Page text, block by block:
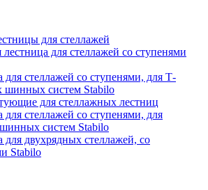
для стеллажей
лестница для стеллажей со ступенями
для стеллажей со ступенями, для Т-
шинных систем Stabilo
для стеллажных лестниц
для стеллажей со ступенями, для
систем Stabilo
для двухрядных стеллажей, со
Stabilo